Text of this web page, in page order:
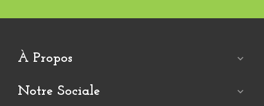
À Propos 
Notre Sociale 